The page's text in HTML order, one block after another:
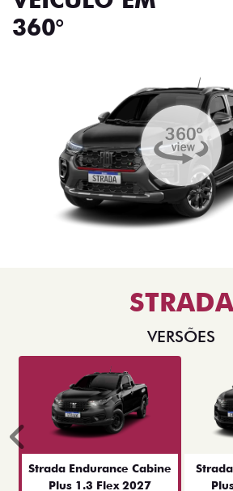
360°
STRADA
VERSÕES
Strada Endurance Cabine
Plus 1.3 Flex 2027
Anterior